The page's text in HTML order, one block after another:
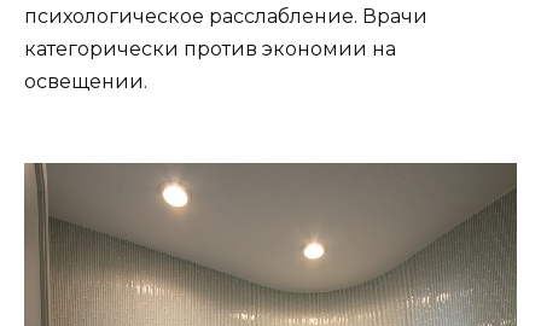
психологическое расслабление. Врачи
категорически против экономии на
освещении.